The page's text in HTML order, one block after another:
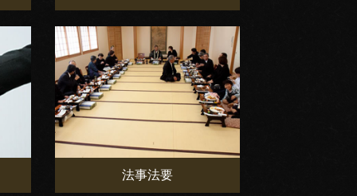
法事法要